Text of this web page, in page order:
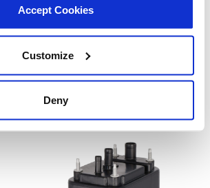
Accept Cookies
Customize
Deny
Prinzipien zur Steuerung des
vom Aktivkohlefilter